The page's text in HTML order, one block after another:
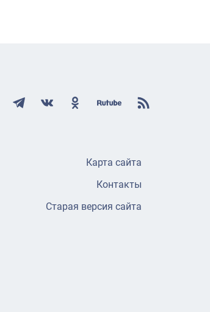
Карта сайта
Контакты
Старая версия сайта